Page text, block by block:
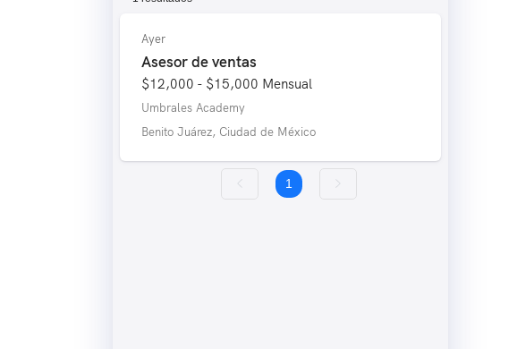
Ayer
Asesor de ventas
$12,000 - $15,000 Mensual
Umbrales Academy
Benito Juárez, Ciudad de México
1